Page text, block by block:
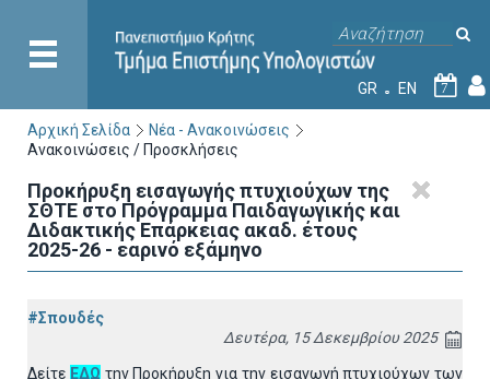
GR EN 7
Αρχική Σελίδα
Νέα - Ανακοινώσεις
Ανακοινώσεις / Προσκλήσεις
Προκήρυξη εισαγωγής πτυχιούχων της
ΣΘΤΕ στο Πρόγραμμα Παιδαγωγικής και
Διδακτικής Επάρκειας ακαδ. έτους
2025-26 - εαρινό εξάμηνο
#Σπουδές
Δευτέρα, 15 Δεκεμβρίου 2025
Δείτε ΕΔΩ την Προκήρυξη για την εισαγωγή πτυχιούχων των